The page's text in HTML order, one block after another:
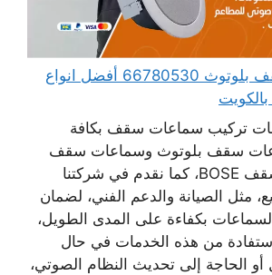
فني سماعات سقف بلوتوث 66780530 أفضل انواع
تركيب سماعات سقف بكافة
سقف بلوتوث وسماعات سقف
JPL وسماعات سقف BOSE، كما نقدم في شركتنا
مثل الصيانة والدعم الفني، لضمان
بكفاءة على المدى الطويل،
من هذه الخدمات في حال
الحاجة إلى تحديث النظام الصوتي،